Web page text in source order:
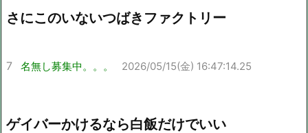
さにこのいないつばきファクトリー
7 名無し募集中。。。 2026/05/15(金) 16:47:14.25
ゲイバーかけるなら白飯だけでいい